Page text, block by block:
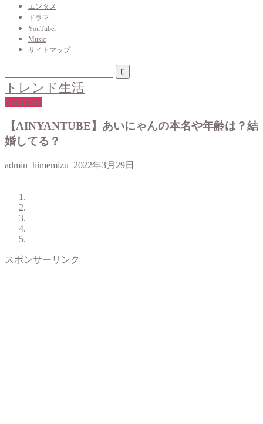
エンタメ
ドラマ
YouTuber
Music
サイトマップ
トレンド生活
YouTuber
【AINYANTUBE】あいにゃんの本名や年齢は？結
婚してる？
admin_himemizu 2022年3月29日
スポンサーリンク